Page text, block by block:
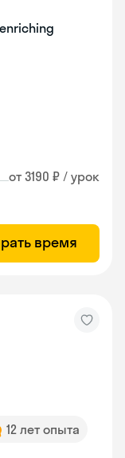
от 3190 ₽ / урок
время
12 лет опыта